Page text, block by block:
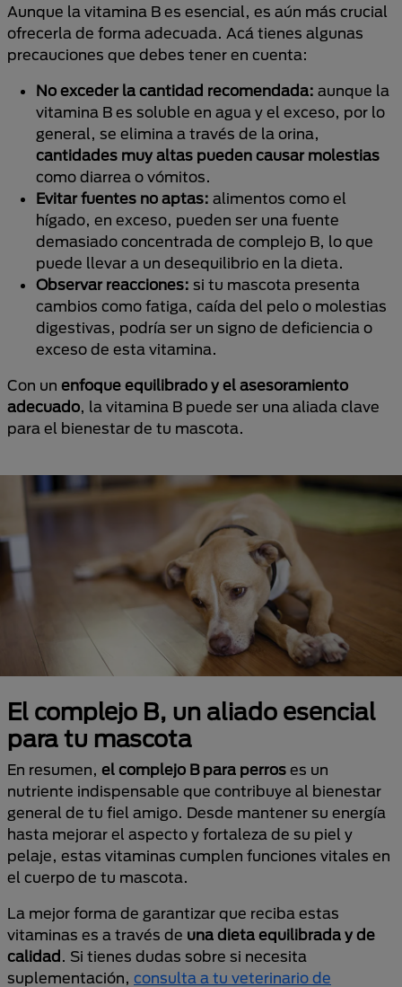
Aunque la vitamina B es esencial, es aún más crucial
ofrecerla de forma adecuada. Acá tienes algunas
precauciones que debes tener en cuenta:
No exceder la cantidad recomendada: aunque la
vitamina B es soluble en agua y el exceso, por lo
general, se elimina a través de la orina,
cantidades muy altas pueden causar molestias
como diarrea o vómitos.
Evitar fuentes no aptas: alimentos como el
hígado, en exceso, pueden ser una fuente
demasiado concentrada de complejo B, lo que
puede llevar a un desequilibrio en la dieta.
Observar reacciones: si tu mascota presenta
cambios como fatiga, caída del pelo o molestias
digestivas, podría ser un signo de deficiencia o
exceso de esta vitamina.
Con un enfoque equilibrado y el asesoramiento
adecuado, la vitamina B puede ser una aliada clave
para el bienestar de tu mascota.
El complejo B, un aliado esencial
para tu mascota
En resumen, el complejo B para perros es un
nutriente indispensable que contribuye al bienestar
general de tu fiel amigo. Desde mantener su energía
hasta mejorar el aspecto y fortaleza de su piel y
pelaje, estas vitaminas cumplen funciones vitales en
el cuerpo de tu mascota.
La mejor forma de garantizar que reciba estas
vitaminas es a través de una dieta equilibrada y de
calidad. Si tienes dudas sobre si necesita
suplementación, consulta a tu veterinario de